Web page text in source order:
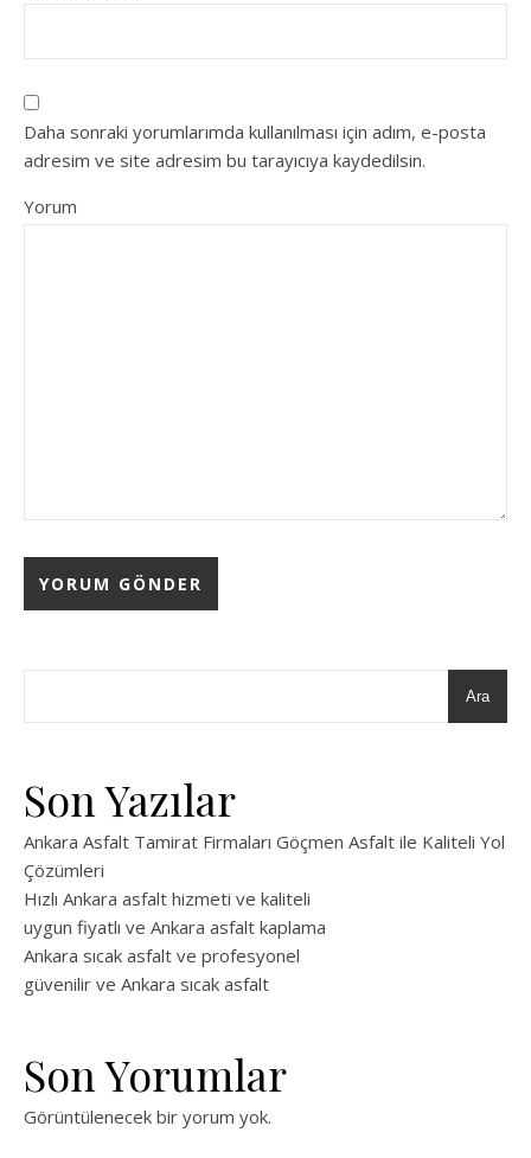
Daha sonraki yorumlarımda kullanılması için adım, e-posta
adresim ve site adresim bu tarayıcıya kaydedilsin.
Yorum
Ara
Son Yazılar
Ankara Asfalt Tamirat Firmaları Göçmen Asfalt ile Kaliteli Yol
Çözümleri
Hızlı Ankara asfalt hizmeti ve kaliteli
uygun fiyatlı ve Ankara asfalt kaplama
Ankara sıcak asfalt ve profesyonel
güvenilir ve Ankara sıcak asfalt
Son Yorumlar
Görüntülenecek bir yorum yok.